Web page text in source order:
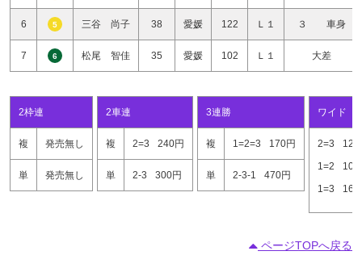
6 5 三谷 尚子 38 愛媛 122 Ｌ１ ３ 車身
7 6 松尾 智佳 35 愛媛 102 Ｌ１ 大差
2枠連
複 発売無し
単 発売無し
2車連
複 2=3 240円
単 2-3 300円
3連勝
複 1=2=3 170円
単 2-3-1 470円
ワイド
2=3
120
1=2
100
1=3
160
ページTOPへ戻る